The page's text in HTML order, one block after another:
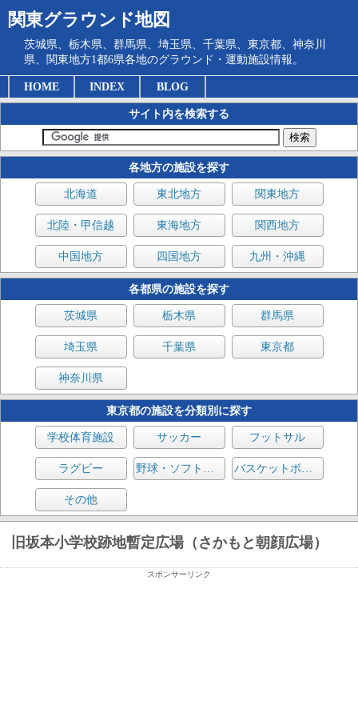
関東グラウンド地図
茨城県、栃木県、群馬県、埼玉県、千葉県、東京都、神奈川
県、関東地方1都6県各地のグラウンド・運動施設情報。
HOME INDEX BLOG
サイト内を検索する
各地方の施設を探す
北海道 東北地方 関東地方
北陸・甲信越 東海地方 関西地方
中国地方 四国地方 九州・沖縄
各都県の施設を探す
茨城県 栃木県 群馬県
埼玉県 千葉県 東京都
神奈川県
東京都の施設を分類別に探す
学校体育施設 サッカー フットサル
ラグビー 野球・ソフトボール バスケットボール
その他
旧坂本小学校跡地暫定広場（さかもと朝顔広場）
スポンサーリンク